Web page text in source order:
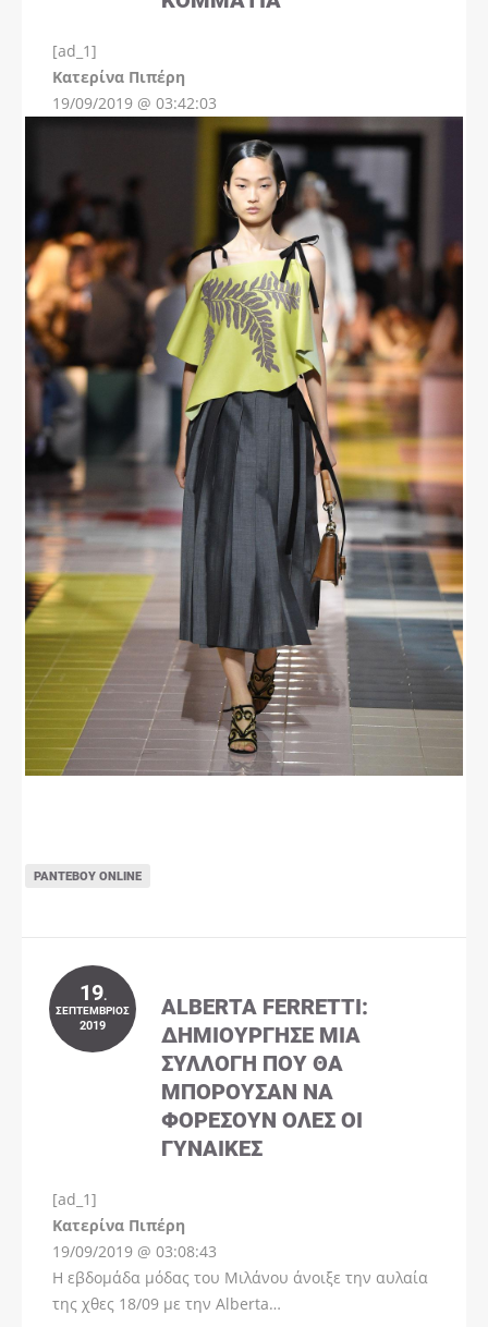
[ad_1]
Kατερίνα Πιπέρη
19/09/2019 @ 03:42:03
ΡΑΝΤΕΒΟΎ ONLINE
19.
ΣΕΠΤΈΜΒΡΙΟΣ
2019
ALBERTA FERRETTI:
ΔΗΜΙΟΎΡΓΗΣΕ ΜΊΑ
ΣΥΛΛΟΓΉ ΠΟΥ ΘΑ
ΜΠΟΡΟΎΣΑΝ ΝΑ
ΦΟΡΈΣΟΥΝ ΌΛΕΣ ΟΙ
ΓΥΝΑΊΚΕΣ
[ad_1]
Kατερίνα Πιπέρη
19/09/2019 @ 03:08:43
Η εβδομάδα μόδας του Μιλάνου άνοιξε την αυλαία
της χθες 18/09 με την Alberta…